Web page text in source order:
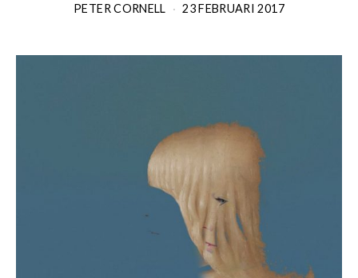
PETER CORNELL 23 FEBRUARI 2017